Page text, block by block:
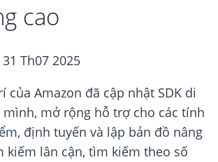
cao
31 Th07 2025
của Amazon đã cập nhật SDK di
mình, mở rộng hỗ trợ cho các tính
định tuyến và lập bản đồ nâng
kiếm lân cận, tìm kiếm theo số